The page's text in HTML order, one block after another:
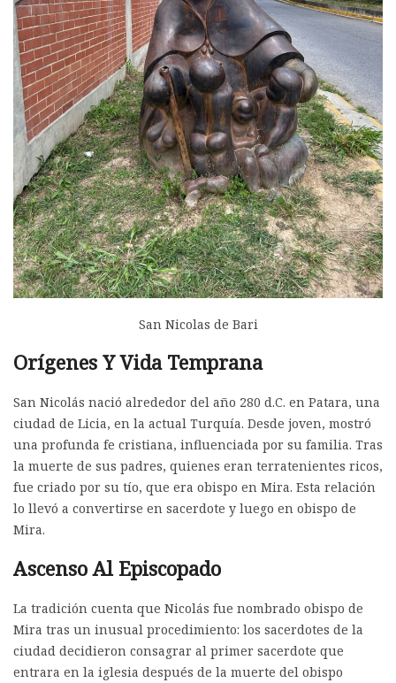
San Nicolas de Bari
Orígenes Y Vida Temprana
San Nicolás nació alrededor del año 280 d.C. en Patara, una
ciudad de Licia, en la actual Turquía. Desde joven, mostró
una profunda fe cristiana, influenciada por su familia. Tras
la muerte de sus padres, quienes eran terratenientes ricos,
fue criado por su tío, que era obispo en Mira. Esta relación
lo llevó a convertirse en sacerdote y luego en obispo de
Mira.
Ascenso Al Episcopado
La tradición cuenta que Nicolás fue nombrado obispo de
Mira tras un inusual procedimiento: los sacerdotes de la
ciudad decidieron consagrar al primer sacerdote que
entrara en la iglesia después de la muerte del obispo